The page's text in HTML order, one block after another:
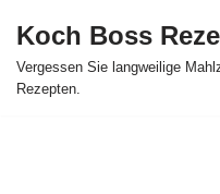
Skip
to
Koch Boss
Vergessen Sie langweilige
Rezepten.